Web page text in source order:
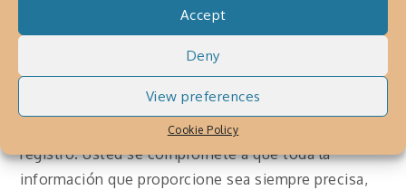
Accept
Deny
View preferences
Cookie Policy
10. Privacidad
Para acceder a nuestro sitio web y/o servicios, es
posible que se le pida que proporcione cierta
información sobre usted como parte del proceso de
registro. Usted se compromete a que toda la
información que proporcione sea siempre precisa,